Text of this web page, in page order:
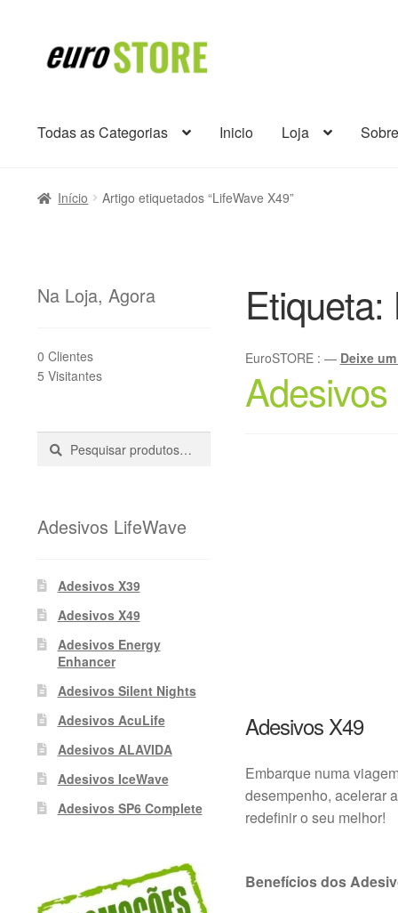
para
Saltar
para
Todas as Categorias
Inicio Loja
Início Artigo etiquetados “LifeWave X49”
Etiqueta:
EuroSTORE : — Deixe
Adesivos X49
Embarque numa
desempenho, acelerar
redefinir o seu melhor!
Benefícios dos
Na Loja, Agora
0 Clientes
5 Visitantes
Pesquisar
Pesquisa
Adesivos LifeWave
Adesivos X39
Adesivos X49
Adesivos Energy
Enhancer
Adesivos Silent Nights
Adesivos AcuLife
Adesivos ALAVIDA
Adesivos IceWave
Adesivos SP6 Complete